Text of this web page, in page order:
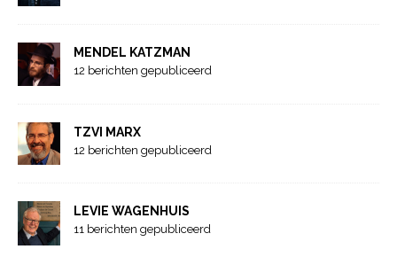
MENDEL KATZMAN
12 berichten gepubliceerd
TZVI MARX
12 berichten gepubliceerd
LEVIE WAGENHUIS
11 berichten gepubliceerd